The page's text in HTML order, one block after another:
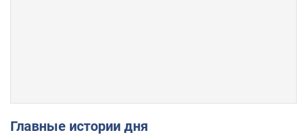
Главные истории дня